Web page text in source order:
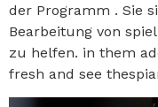
der Programm . Sie
Bearbeitung von
zu helfen. in them
fresh and see